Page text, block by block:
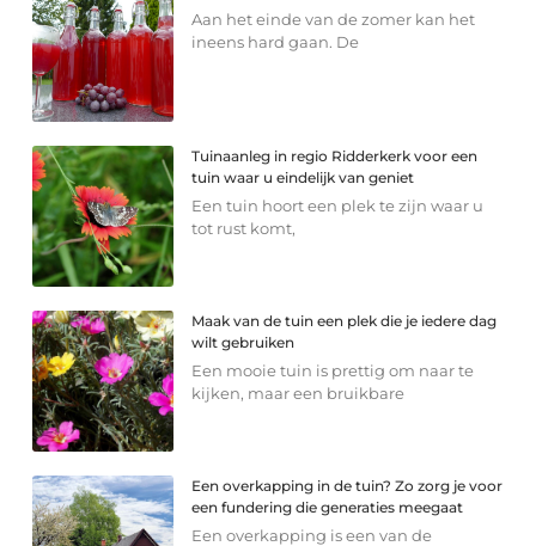
Aan het einde van de zomer kan het
ineens hard gaan. De
Tuinaanleg in regio Ridderkerk voor een
tuin waar u eindelijk van geniet
Een tuin hoort een plek te zijn waar u
tot rust komt,
Maak van de tuin een plek die je iedere dag
wilt gebruiken
Een mooie tuin is prettig om naar te
kijken, maar een bruikbare
Een overkapping in de tuin? Zo zorg je voor
een fundering die generaties meegaat
Een overkapping is een van de